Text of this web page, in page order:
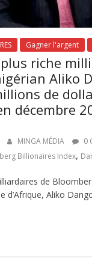
Gagner l'argent
plus riche
Aliko
de
décembre
MINGA MÉDIA
0
Billionaires Index,
de
d’Afrique, Aliko